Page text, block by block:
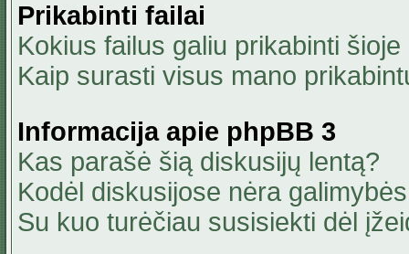
Prikabinti failai
Kokius failus galiu prikabinti
Kaip surasti visus mano
Informacija apie phpBB 3
Kas parašė šią diskusijų lentą?
Kodėl diskusijose nėra
Su kuo turėčiau susisiekti dėl